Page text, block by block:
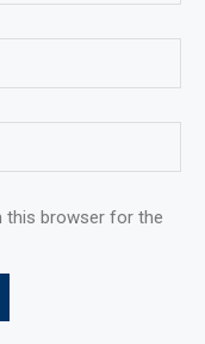
this browser for the